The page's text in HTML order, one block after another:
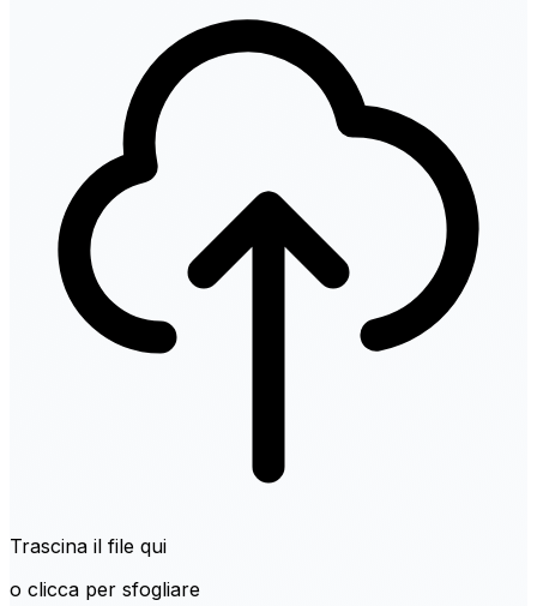
Trascina il file qui
o clicca per sfogliare